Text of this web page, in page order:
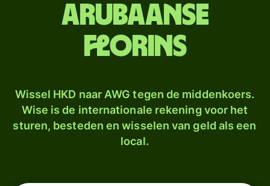
Arubaanse
florins
Wissel HKD naar AWG tegen de middenkoers.
Wise is de internationale rekening voor het
sturen, besteden en wisselen van geld als een
local.